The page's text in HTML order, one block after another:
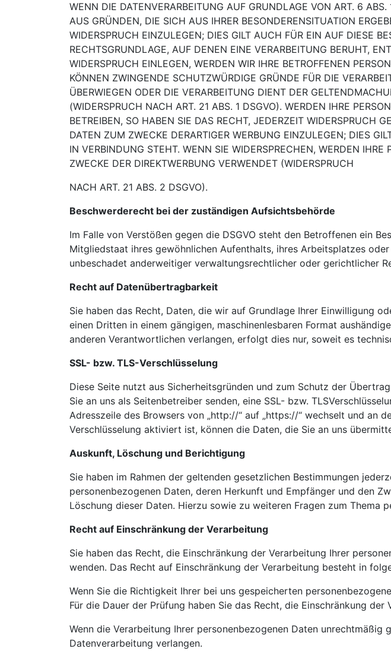
WENN DIE DATENVERARBEITUNG AUF GRUNDLAGE VON ART. 6 ABS.
AUS GRÜNDEN, DIE SICH AUS IHRER BESONDERENSITUATION
WIDERSPRUCH EINZULEGEN; DIES GILT AUCH FÜR EIN AUF DIESE
RECHTSGRUNDLAGE, AUF DENEN EINE VERARBEITUNG BERUHT,
WIDERSPRUCH EINLEGEN, WERDEN WIR IHRE BETROFFENEN
KÖNNEN ZWINGENDE SCHUTZWÜRDIGE GRÜNDE FÜR DIE
ÜBERWIEGEN ODER DIE VERARBEITUNG DIENT DER
(WIDERSPRUCH NACH ART. 21 ABS. 1 DSGVO). WERDEN IHRE
BETREIBEN, SO HABEN SIE DAS RECHT, JEDERZEIT WIDERSPRUCH
DATEN ZUM ZWECKE DERARTIGER WERBUNG EINZULEGEN; DIES
IN VERBINDUNG STEHT. WENN SIE WIDERSPRECHEN, WERDEN IHRE
ZWECKE DER DIREKTWERBUNG VERWENDET (WIDERSPRUCH
NACH ART. 21 ABS. 2 DSGVO).
Beschwerderecht bei der zuständigen Aufsichtsbehörde
Im Falle von Verstößen gegen die DSGVO steht den Betroffenen ein
Mitgliedstaat ihres gewöhnlichen Aufenthalts, ihres Arbeitsplatzes
unbeschadet anderweitiger verwaltungsrechtlicher oder gerichtlicher
Recht auf Datenübertragbarkeit
Sie haben das Recht, Daten, die wir auf Grundlage Ihrer Einwilligung
einen Dritten in einem gängigen, maschinenlesbaren Format
anderen Verantwortlichen verlangen, erfolgt dies nur, soweit es
SSL- bzw. TLS-Verschlüsselung
Diese Seite nutzt aus Sicherheitsgründen und zum Schutz der
Sie an uns als Seitenbetreiber senden, eine SSL- bzw.
Adresszeile des Browsers von „http://“ auf „https://“ wechselt und an
Verschlüsselung aktiviert ist, können die Daten, die Sie an uns
Auskunft, Löschung und Berichtigung
Sie haben im Rahmen der geltenden gesetzlichen Bestimmungen
personenbezogenen Daten, deren Herkunft und Empfänger und den
Löschung dieser Daten. Hierzu sowie zu weiteren Fragen zum Thema
Recht auf Einschränkung der Verarbeitung
Sie haben das Recht, die Einschränkung der Verarbeitung Ihrer
wenden. Das Recht auf Einschränkung der Verarbeitung besteht in
Wenn Sie die Richtigkeit Ihrer bei uns gespeicherten
Für die Dauer der Prüfung haben Sie das Recht, die Einschränkung
Wenn die Verarbeitung Ihrer personenbezogenen Daten
Datenverarbeitung verlangen.